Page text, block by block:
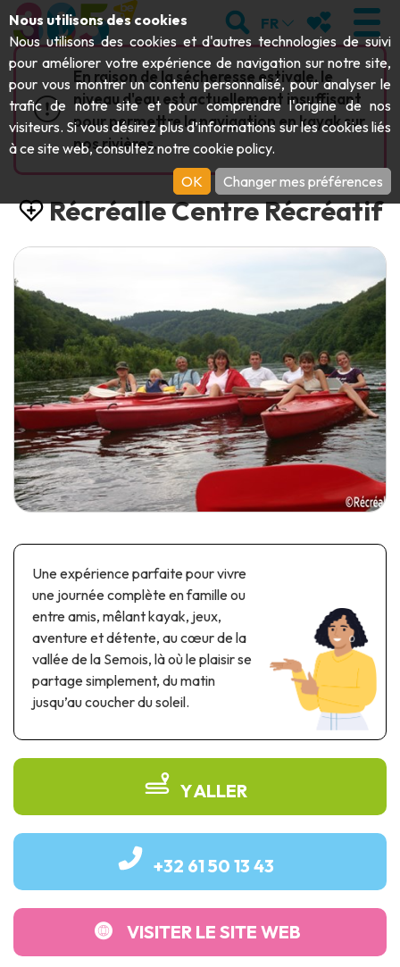
VISITER
Abbayes & monuments religieux
Archéologie
Artisanat & savoir-faire
Châteaux, citadelles & beffrois
Folklore & histoire locale
Histoire
Parcs scientifiques
Patrimoine automobile & ferroviaire
Tourisme de mémoire
UNESCO
EXPLORER
Grottes
Jardins, parcs & sites naturels
Parcs animaliers, zoologiques & aquariums
BOUGER
Draisines & trains touristiques
Kayaks
Parcs aventure
Parcs à thème & parcs d’attractions
Parcs récréatifs, nautiques & aquatiques
ÉVÉNEMENTS
LE TOP DES ACTIVITÉS POUR CET
ÉTÉ
TÉLÉCHARGER LE GUIDE
Aller au contenu principal; RECHERCHER
FR MES FAVORIS
En raison de la sécheresse estivale, le
niveau d'eau est actuellement insuffisant
pour permettre la navigation en kayak sur
nos rivières.
Récréalle Centre Récréatif
Une expérience parfaite pour vivre
une journée complète en famille ou
entre amis, mêlant kayak, jeux,
aventure et détente, au cœur de la
vallée de la Semois, là où le plaisir se
partage simplement, du matin
jusqu’au coucher du soleil.
Y ALLER
+32 61 50 13 43
VISITER LE SITE WEB
Nous utilisons des cookies
Nous utilisons des cookies et d'autres technologies de suivi
pour améliorer votre expérience de navigation sur notre site,
pour vous montrer un contenu personnalisé, pour analyser le
trafic de notre site et pour comprendre l'origine de nos
visiteurs. Si vous désirez plus d’informations sur les cookies liés
à ce site web, consultez notrecookie policy.
OK
Changer mes préférences